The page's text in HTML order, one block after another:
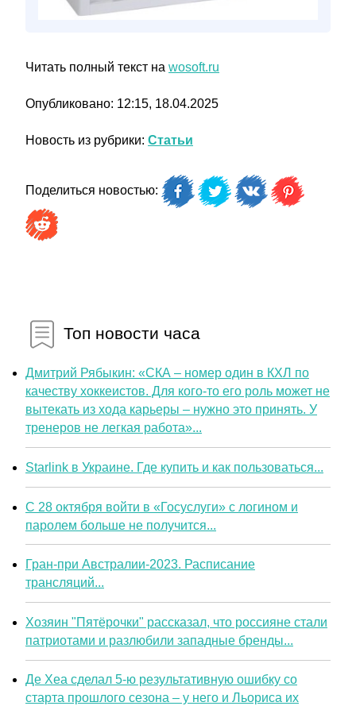
Читать полный текст на wosoft.ru
Опубликовано: 12:15, 18.04.2025
Новость из рубрики: Статьи
Поделиться новостью:
Топ новости часа
Дмитрий Рябыкин: «СКА – номер один в КХЛ по
качеству хоккеистов. Для кого-то его роль может не
вытекать из хода карьеры – нужно это принять. У
тренеров не легкая работа»...
Starlink в Украине. Где купить и как пользоваться...
С 28 октября войти в «Госуслуги» с логином и
паролем больше не получится...
Гран-при Австралии-2023. Расписание
трансляций...
Хозяин "Пятёрочки" рассказал, что россияне стали
патриотами и разлюбили западные бренды...
Де Хеа сделал 5-ю результативную ошибку со
старта прошлого сезона – у него и Льориса их